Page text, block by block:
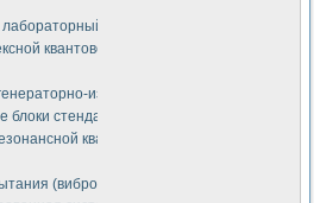
стенд "Сигнал-USB"
квантовой терапии Интроскан
измерительная система
блоки стенда "Сигнал-USB"
квантовой терапии серии СКАН
(виброакустика, тензометрия и т.п.)